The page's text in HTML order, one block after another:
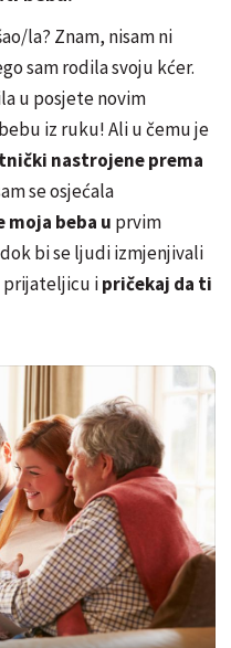
la? Znam, nisam ni
sam rodila svoju kćer.
u posjete novim
iz ruku! Ali u čemu je
nastrojene prema
se osjećala
moja beba u prvim
dok bi se ljudi izmjenjivali
prijateljicu ipričekaj da ti